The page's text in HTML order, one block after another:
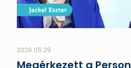
2026.05.29.
Megérkezett a